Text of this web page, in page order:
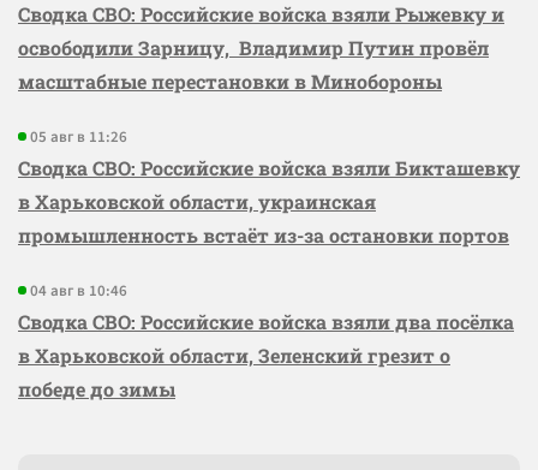
Сводка СВО: Российские войска взяли Рыжевку и
освободили Зарницу, Владимир Путин провёл
масштабные перестановки в Минобороны
05 авг в 11:26
Сводка СВО: Российские войска взяли Бикташевку
в Харьковской области, украинская
промышленность встаёт из-за остановки портов
04 авг в 10:46
Сводка СВО: Российские войска взяли два посёлка
в Харьковской области, Зеленский грезит о
победе до зимы